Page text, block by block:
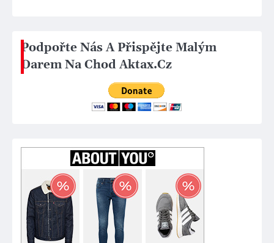
Podpořte Nás A Přispějte Malým
Darem Na Chod Aktax.Cz